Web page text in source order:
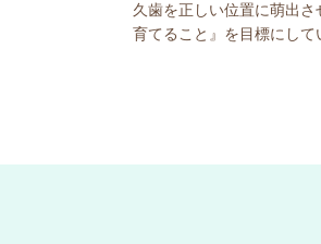
久歯を正しい位置に萌出
育てること』を目標にして